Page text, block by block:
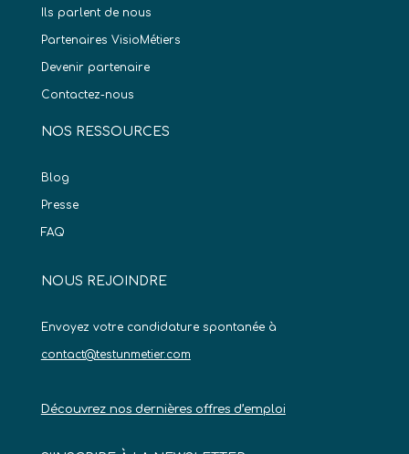
Ils parlent de nous
Partenaires VisioMétiers
Devenir partenaire
Contactez-nous
NOS RESSOURCES
Blog
Presse
FAQ
NOUS REJOINDRE
Envoyez votre candidature spontanée à
contact@testunmetier.com
Découvrez nos dernières offres d’emploi